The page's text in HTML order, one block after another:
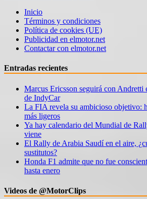
Inicio
Términos y condiciones
Política de cookies (UE)
Publicidad en elmotor.net
Contactar con elmotor.net
Entradas recientes
Marcus Ericsson seguirá con Andretti
de IndyCar
La FIA revela su ambicioso objetivo:
más ligeros
Ya hay calendario del Mundial de
viene
El Rally de Arabia Saudí en el aire,
sustitutos?
Honda F1 admite que no fue
hasta enero
Videos de @MotorClips